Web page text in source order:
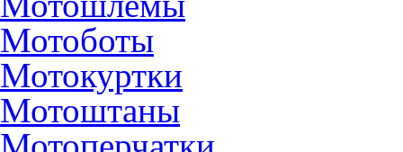
Мотоботы
Мотокуртки
Мотоштаны